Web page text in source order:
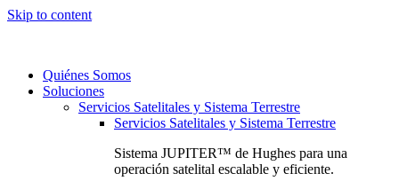
Skip to content
Quiénes Somos
Soluciones
Servicios Satelitales y Sistema Terrestre
Servicios Satelitales y Sistema Terrestre
Sistema JUPITER™ de Hughes para una
operación satelital escalable y eficiente.